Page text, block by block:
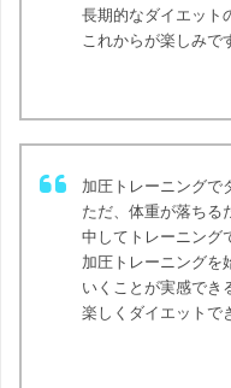
長期的なダイエット
これからが楽しみで
加圧トレーニングで
ただ、体重が落ちる
中してトレーニング
加圧トレーニングを
いくことが実感でき
楽しくダイエットで